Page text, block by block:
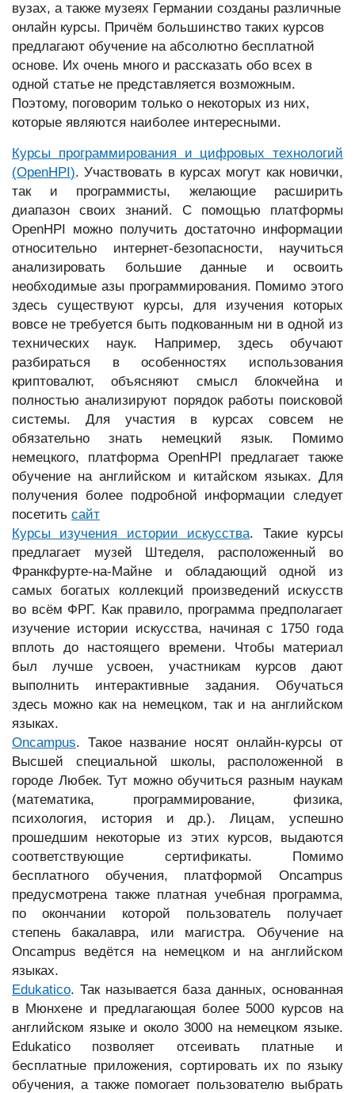
вузах, а также музеях Германии созданы различные
онлайн курсы. Причём большинство таких курсов
предлагают обучение на абсолютно бесплатной
основе. Их очень много и рассказать обо всех в
одной статье не представляется возможным.
Поэтому, поговорим только о некоторых из них,
которые являются наиболее интересными.
Курсы программирования и цифровых технологий
(OpenHPI). Участвовать в курсах могут как новички,
так и программисты, желающие расширить
диапазон своих знаний. С помощью платформы
OpenHPI можно получить достаточно информации
относительно интернет-безопасности, научиться
анализировать большие данные и освоить
необходимые азы программирования. Помимо этого
здесь существуют курсы, для изучения которых
вовсе не требуется быть подкованным ни в одной из
технических наук. Например, здесь обучают
разбираться в особенностях использования
криптовалют, объясняют смысл блокчейна и
полностью анализируют порядок работы поисковой
системы. Для участия в курсах совсем не
обязательно знать немецкий язык. Помимо
немецкого, платформа OpenHPI предлагает также
обучение на английском и китайском языках. Для
получения более подробной информации следует
посетить сайт
Курсы изучения истории искусства. Такие курсы
предлагает музей Штеделя, расположенный во
Франкфурте-на-Майне и обладающий одной из
самых богатых коллекций произведений искусств
во всём ФРГ. Как правило, программа предполагает
изучение истории искусства, начиная с 1750 года
вплоть до настоящего времени. Чтобы материал
был лучше усвоен, участникам курсов дают
выполнить интерактивные задания. Обучаться
здесь можно как на немецком, так и на английском
языках.
Oncampus. Такое название носят онлайн-курсы от
Высшей специальной школы, расположенной в
городе Любек. Тут можно обучиться разным наукам
(математика, программирование, физика,
психология, история и др.). Лицам, успешно
прошедшим некоторые из этих курсов, выдаются
соответствующие сертификаты. Помимо
бесплатного обучения, платформой Oncampus
предусмотрена также платная учебная программа,
по окончании которой пользователь получает
степень бакалавра, или магистра. Обучение на
Oncampus ведётся на немецком и на английском
языках.
Edukatico. Так называется база данных, основанная
в Мюнхене и предлагающая более 5000 курсов на
английском языке и около 3000 на немецком языке.
Edukatico позволяет отсеивать платные и
бесплатные приложения, сортировать их по языку
обучения, а также помогает пользователю выбрать